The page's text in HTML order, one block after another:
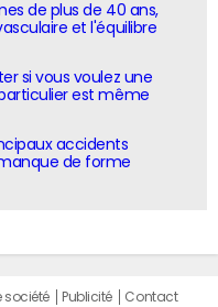
de plus de 40 ans,
et l'équilibre
si vous voulez une
est même
accidents
de forme
société Publicité
Contact